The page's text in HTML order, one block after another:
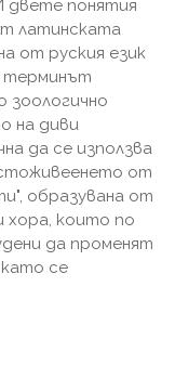
двете понятия
латинската
от руския език
терминът
зоологично
на диви
да се използва
от
образувана от
хора, които по
да променят
се